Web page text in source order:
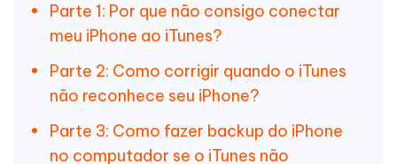
Parte 1: Por que não consigo conectar
meu iPhone ao iTunes?
Parte 2: Como corrigir quando o iTunes
não reconhece seu iPhone?
Parte 3: Como fazer backup do iPhone
no computador se o iTunes não